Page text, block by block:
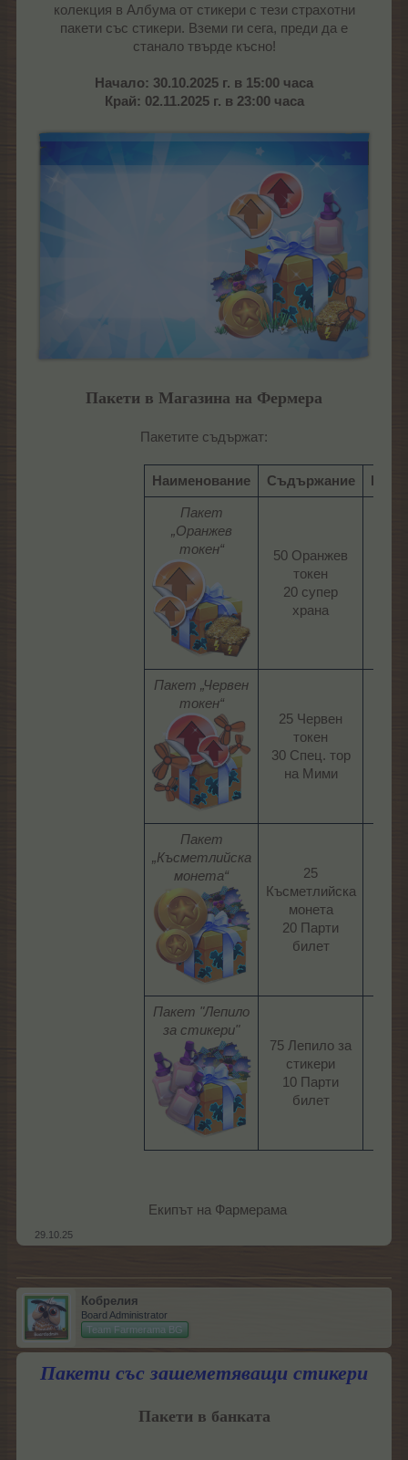
колекция в Албума от стикери с тези страхотни
пакети със стикери. Вземи ги сега, преди да е
станало твърде късно!
Начало: 30.10.2025 г. в 15:00 часа
Край: 02.11.2025 г. в 23:00 часа
Пакети в Магазина на Фермера
Пакетите съдържат:
Наименование Съдържание
Пакет
„Оранжев
токен“
50 Оранжев
токен
20 супер
храна​
Пакет „Червен
токен“
25 Червен
токен
30 Спец. тор
на Мими​
Пакет
„Късметлийска
монета“
25
Късметлийска
монета
20 Парти
билет​
Пакет "Лепило
за стикери"
75 Лепило за
стикери
10 Парти
билет​
Екипът на Фармерама​
29.10.25
Кобрелия
Board Administrator
Team Farmerama BG
Пакети със зашеметяващи стикери
Пакети в банката